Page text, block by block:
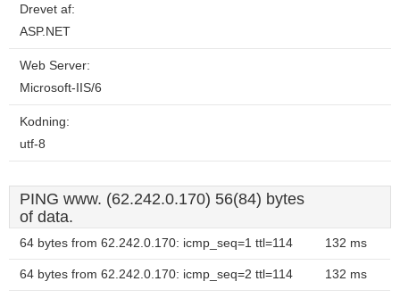
Drevet af:
ASP.NET
Web Server:
Microsoft-IIS/6
Kodning:
utf-8
PING www. (62.242.0.170) 56(84) bytes
of data.
64 bytes from 62.242.0.170: icmp_seq=1 ttl=114 132 ms
64 bytes from 62.242.0.170: icmp_seq=2 ttl=114 132 ms